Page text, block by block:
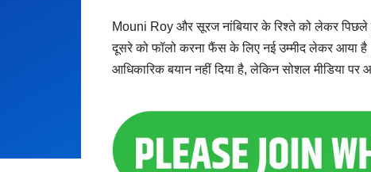
Mouni Roy और सूरज नांबियार के रिश्ते को लेकर पिछले
दूसरे को फॉलो करना फैंस के लिए नई उम्मीद लेकर आया
आधिकारिक बयान नहीं दिया है, लेकिन सोशल मीडिया